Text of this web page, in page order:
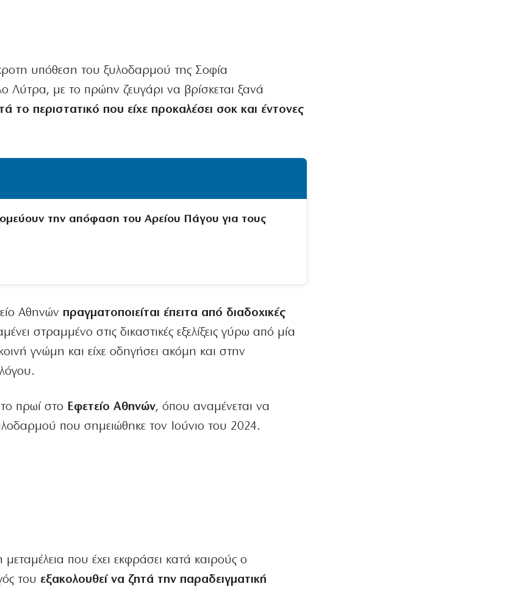
υπόθεση του ξυλοδαρμού της Σοφία
Λύτρα, με το πρώην ζευγάρι να βρίσκεται ξανά
το περιστατικό που είχε προκαλέσει σοκ και έντονες
την απόφαση του Αρείου Πάγου για τους
Αθηνών πραγματοποιείται έπειτα από διαδοχικές
στραμμένο στις δικαστικές εξελίξεις γύρω από μία
γνώμη και είχε οδηγήσει ακόμη και στην
πρωί στο Εφετείο Αθηνών, όπου αναμένεται να
που σημειώθηκε τον Ιούνιο του 2024.
που έχει εκφράσει κατά καιρούς ο
του εξακολουθεί να ζητά την παραδειγματική